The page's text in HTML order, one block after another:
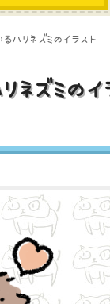
ハリネズミのイラスト
ネズミのイ